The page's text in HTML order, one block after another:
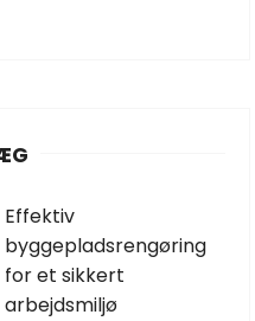
Effektiv
byggepladsrengøring
for et sikkert
arbejdsmiljø